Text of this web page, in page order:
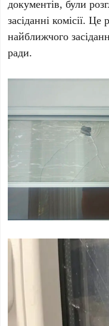
документів, були
засіданні комісії.
найближчого
ради.